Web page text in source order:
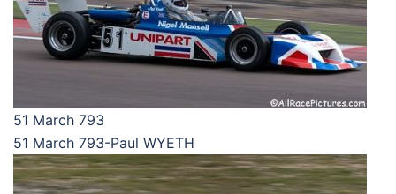
51 March 793
51 March 793-Paul WYETH